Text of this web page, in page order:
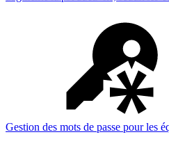
Gestion des mots de passe pour les